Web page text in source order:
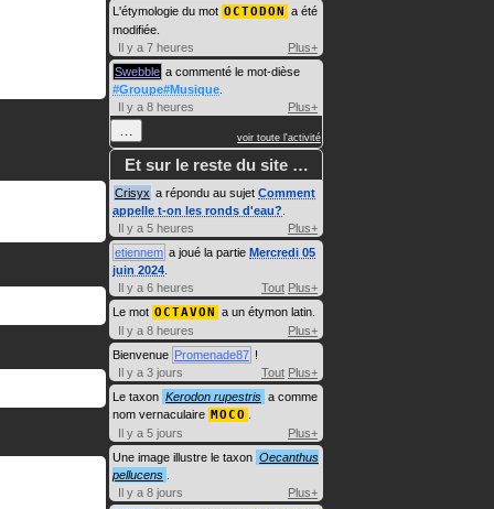
L'étymologie du mot OCTODON a été
modifiée.
Il y a 7 heures
Plus+
Swebble a commenté le mot-dièse
#Groupe#Musique
Il y a 8 heures
Plus+
… voir toute l'activité
Et sur le reste du site …
Crisyx a répondu au sujet Comment
appelle t-on les ronds d'eau?
Il y a 5 heures
Plus+
etiennem a joué la partie Mercredi 05
juin 2024
Il y a 6 heures
Tout Plus+
Le mot OCTAVON a un étymon latin.
Il y a 8 heures
Plus+
Bienvenue Promenade87 !
Il y a 3 jours
Tout Plus+
Le taxon Kerodon rupestris a comme
nom vernaculaire MOCO
Il y a 5 jours
Plus+
Une image illustre le taxon Oecanthus
pellucens
Il y a 8 jours
Plus+